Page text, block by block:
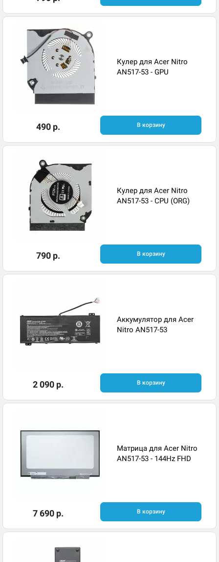
Кулер для Acer Nitro
AN517-53 - GPU
490 р. В корзину
Кулер для Acer Nitro
AN517-53 - CPU (ORG)
790 р. В корзину
Аккумулятор для Acer
Nitro AN517-53
2 090 р. В корзину
Матрица для Acer Nitro
AN517-53 - 144Hz FHD
7 690 р. В корзину